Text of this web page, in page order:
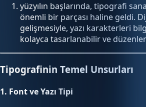
yüzyılın başlarında, tipografi
önemli bir parçası haline geldi.
gelişmesiyle, yazı karakterleri
kolayca tasarlanabilir ve
Tipografinin Temel Unsurları
1. Font ve Yazı Tipi